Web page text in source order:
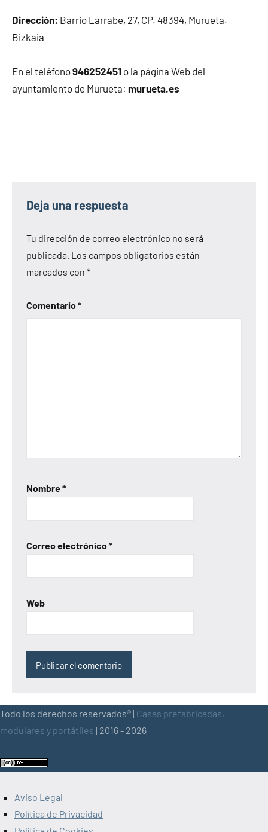
Dirección: Barrio Larrabe, 27, CP. 48394, Murueta.
Bizkaia
En el teléfono946252451 o la página Web del
ayuntamiento de Murueta: murueta.es
Deja una respuesta
Tu dirección de correo electrónico no será
publicada. Los campos obligatorios están
marcados con *
Comentario*
Nombre*
Correo electrónico*
Web
Todo los derechos reservados® | Casas prefabricadas,
modulares y portátiles | 2016 - 2026
Aviso Legal
Política de Privacidad